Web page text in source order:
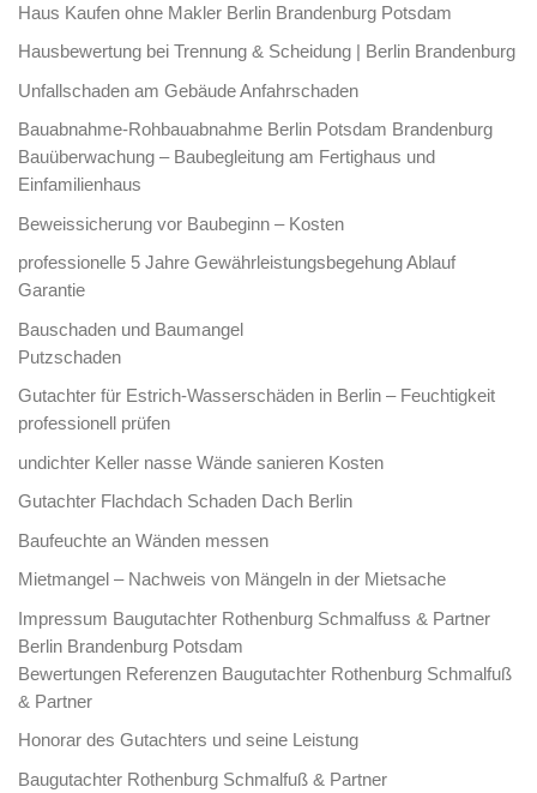
Haus Kaufen ohne Makler Berlin Brandenburg Potsdam
Hausbewertung bei Trennung & Scheidung | Berlin Brandenburg
Unfallschaden am Gebäude Anfahrschaden
Bauabnahme-Rohbauabnahme Berlin Potsdam Brandenburg
Bauüberwachung – Baubegleitung am Fertighaus und
Einfamilienhaus
Beweissicherung vor Baubeginn – Kosten
professionelle 5 Jahre Gewährleistungsbegehung Ablauf
Garantie
Bauschaden und Baumangel
Putzschaden
Gutachter für Estrich-Wasserschäden in Berlin – Feuchtigkeit
professionell prüfen
undichter Keller nasse Wände sanieren Kosten
Gutachter Flachdach Schaden Dach Berlin
Baufeuchte an Wänden messen
Mietmangel – Nachweis von Mängeln in der Mietsache
Impressum Baugutachter Rothenburg Schmalfuss & Partner
Berlin Brandenburg Potsdam
Bewertungen Referenzen Baugutachter Rothenburg Schmalfuß
& Partner
Honorar des Gutachters und seine Leistung
Baugutachter Rothenburg Schmalfuß & Partner